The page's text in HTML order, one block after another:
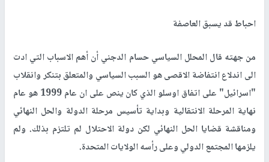
احباط قد يسبق العاصفة
من جهته قال المحلل السياسي حسام الدجني أن أهم الاسباب التي ادت
الى اندلاع انتفاضة الاقصى هو السبب السياسي والمتعلق بتنكر وانقلاب
"اسرائيل" على اتفاق اوسلو الذي كان ينص على ان عام 1999 هو عام
نهاية المرحلة الانتقالية وبداية تأسيس مرحلة الدولة والحل النهائي
ومناقشة قضايا الحل النهائي لكن دولة الاحتلال لم تلتزم بذلك. ولم
يلزمها المجتمع الدولي وعلى رأسه الولايات المتحدة.